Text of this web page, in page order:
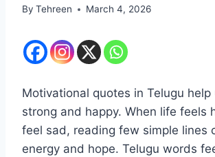
By Tehreen March 4, 2026
Motivational quotes in Telugu help
strong and happy. When life feels
feel sad, reading few simple lines
energy and hope. Telugu words